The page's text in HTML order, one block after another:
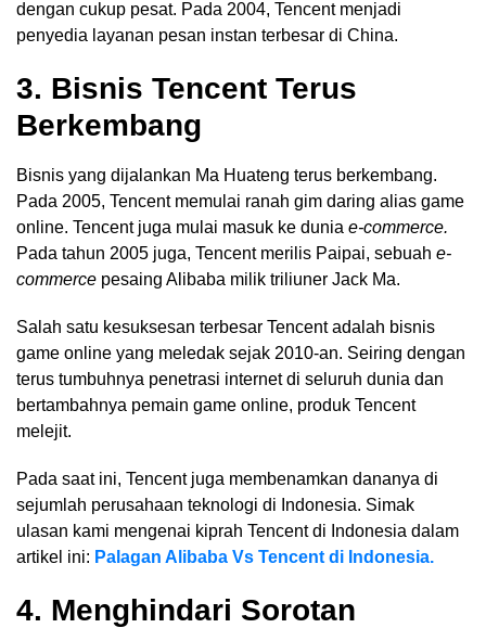
dengan cukup pesat. Pada 2004, Tencent menjadi
penyedia layanan pesan instan terbesar di China.
3. Bisnis Tencent Terus
Berkembang
Bisnis yang dijalankan Ma Huateng terus berkembang.
Pada 2005, Tencent memulai ranah gim daring alias game
online. Tencent juga mulai masuk ke dunia e-commerce.
Pada tahun 2005 juga, Tencent merilis Paipai, sebuah e-
commerce pesaing Alibaba milik triliuner Jack Ma.
Salah satu kesuksesan terbesar Tencent adalah bisnis
game online yang meledak sejak 2010-an. Seiring dengan
terus tumbuhnya penetrasi internet di seluruh dunia dan
bertambahnya pemain game online, produk Tencent
melejit.
Pada saat ini, Tencent juga membenamkan dananya di
sejumlah perusahaan teknologi di Indonesia. Simak
ulasan kami mengenai kiprah Tencent di Indonesia dalam
artikel ini: Palagan Alibaba Vs Tencent di Indonesia.
4. Menghindari Sorotan